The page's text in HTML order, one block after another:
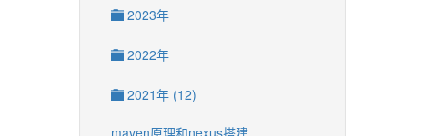
2023年
2022年
2021年 (12)
maven原理和nexus搭建